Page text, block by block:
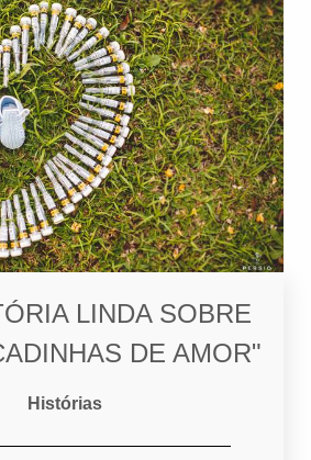
LINDA SOBRE
DE AMOR"
Histórias